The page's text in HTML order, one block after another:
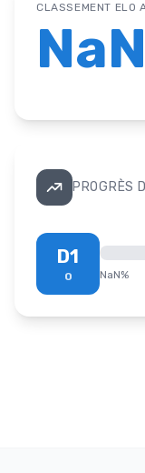
CLASSEMENT ELO
NaN
PROGRÈS
D1
0 NaN%